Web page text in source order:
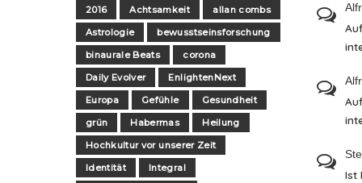
2016 Achtsamkeit
allan combs
Astrologie
bewusstseinsforschung
binaurale Beats
corona
Daily Evolver
EnlightenNext
Europa
Gefühle
Gesundheit
grün
Habermas
Heilung
Hochkultur vor unserer Zeit
Identität
Integral
Ist